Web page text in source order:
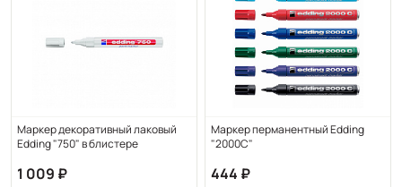
Маркер декоративный лаковый
Edding "750" в блистере
1 009
Маркер перманентный Edding
"2000C"
444